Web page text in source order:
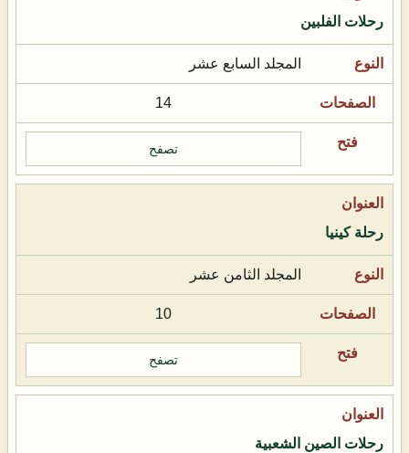
رحلات الفلبين
المجلد السابع عشر
14
تصفح
رحلة كينيا
المجلد الثامن عشر
10
تصفح
رحلات الصين الشعبية